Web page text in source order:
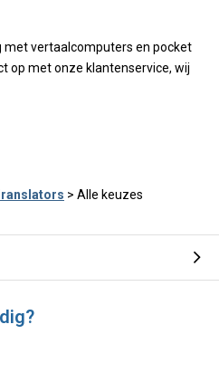
met vertaalcomputers en pocket
op met onze klantenservice, wij
> Alle keuzes